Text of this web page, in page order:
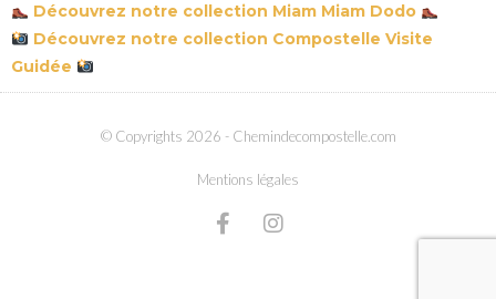
Découvrez notre collection Miam Miam Dodo
Découvrez notre collection Compostelle Visite
Guidée
© Copyrights 2026 - Chemindecompostelle.com
Mentions légales